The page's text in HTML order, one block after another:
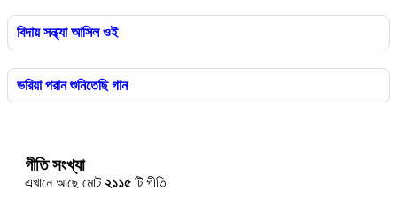
বিদায় সন্ধ্যা আসিল ওই
ভরিয়া পরান শুনিতেছি গান
গীতি সংখ্যা
এখানে আছে মোট২১১৫ টি গীতি